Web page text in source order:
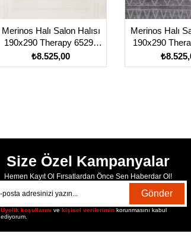
Merinos Halı Salon Halısı
190x290 Therapy 65291
060 Krem
₺8.525,00
Merinos Halı
190x290
091
Size Özel Kampanyalar
Hemen Kayıt Ol Fırsatlardan Önce Sen Haberdar Ol!
Gönder
Üyelik koşullarını vekişisel verilerimin korunmasını kabul
ediyorum.